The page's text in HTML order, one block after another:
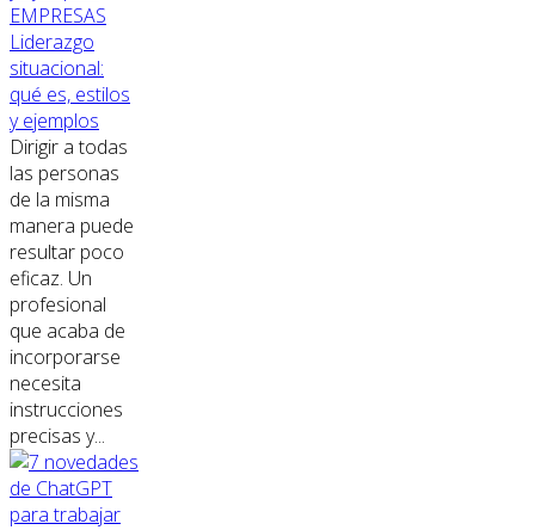
EMPRESAS
Liderazgo
situacional:
qué es, estilos
y ejemplos
Dirigir a todas
las personas
de la misma
manera puede
resultar poco
eficaz. Un
profesional
que acaba de
incorporarse
necesita
instrucciones
precisas y...